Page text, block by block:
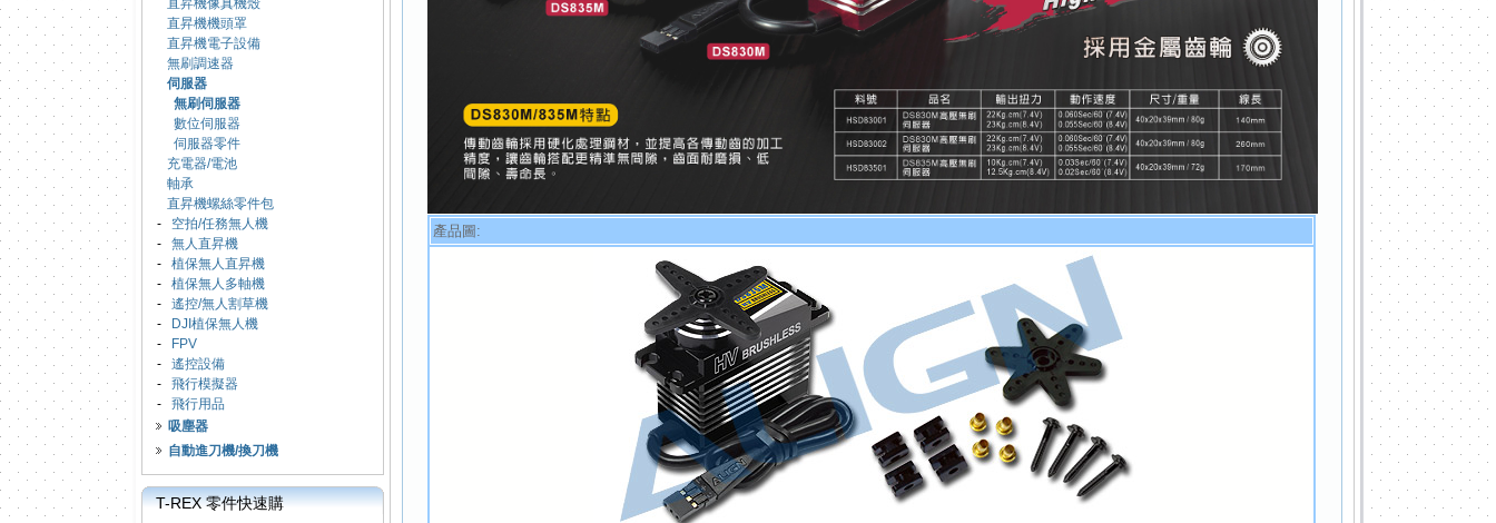
直昇機像真機殼
直昇機機頭罩
直昇機電子設備
無刷調速器
伺服器
無刷伺服器
數位伺服器
伺服器零件
充電器/電池
軸承
直昇機螺絲零件包
- 空拍/任務無人機
- 無人直昇機
- 植保無人直昇機
- 植保無人多軸機
- 遙控/無人割草機
-
DJI植保無人機
-
FPV
- 遙控設備
- 飛行模擬器
- 飛行用品
吸塵器
自動進刀機/換刀機
T-REX 零件快速購
產品圖: